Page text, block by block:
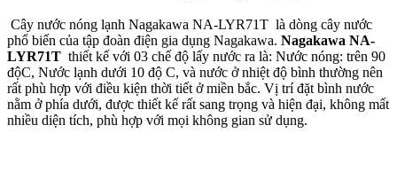
Cây nước nóng lạnh Nagakawa NA-LYR71T là dòng cây nước
phổ biến của tập đoàn điện gia dụng Nagakawa. Nagakawa NA-
LYR71T thiết kế với 03 chế độ lấy nước ra là: Nước nóng: trên 90
độC, Nước lạnh dưới 10 độ C, và nước ở nhiệt độ bình thường nên
rất phù hợp với điều kiện thời tiết ở miền bắc. Vị trí đặt bình nước
nằm ở phía dưới, được thiết kế rất sang trọng và hiện đại, không mất
nhiều diện tích, phù hợp với mọi không gian sử dụng.